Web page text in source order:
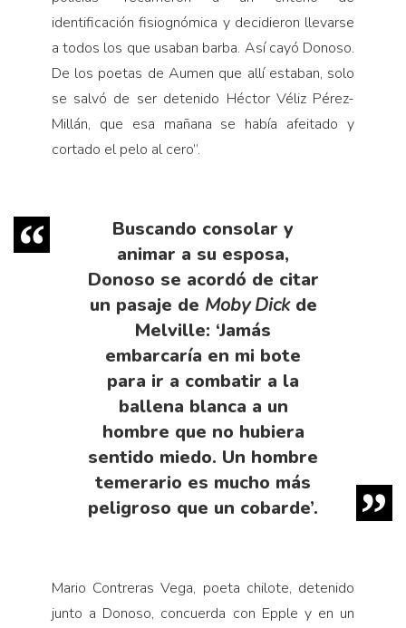
identificación fisiognómica y decidieron llevarse
a todos los que usaban barba. Así cayó Donoso.
De los poetas de Aumen que allí estaban, solo
se salvó de ser detenido Héctor Véliz Pérez-
Millán, que esa mañana se había afeitado y
cortado el pelo al cero”.
Buscando consolar y
animar a su esposa,
Donoso se acordó de citar
un pasaje de Moby Dickde
Melville: ‘Jamás
embarcaría en mi bote
para ir a combatir a la
ballena blanca a un
hombre que no hubiera
sentido miedo. Un hombre
temerario es mucho más
peligroso que un cobarde’.
Mario Contreras Vega, poeta chilote, detenido
junto a Donoso, concuerda con Epple y en un